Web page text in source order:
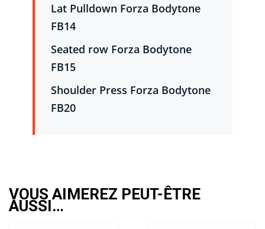
Lat Pulldown Forza Bodytone
FB14
Seated row Forza Bodytone
FB15
Shoulder Press Forza Bodytone
FB20
VOUS AIMEREZ PEUT-ÊTRE
AUSSI…